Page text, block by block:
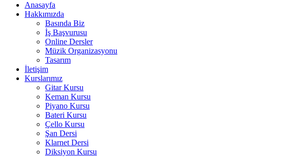
Anasayfa
Hakkımızda
Basında Biz
İş Başvurusu
Online Dersler
Müzik Organizasyonu
Tasarım
İletişim
Kurslarımız
Gitar Kursu
Keman Kursu
Piyano Kursu
Bateri Kursu
Çello Kursu
Şan Dersi
Klarnet Dersi
Diksiyon Kursu